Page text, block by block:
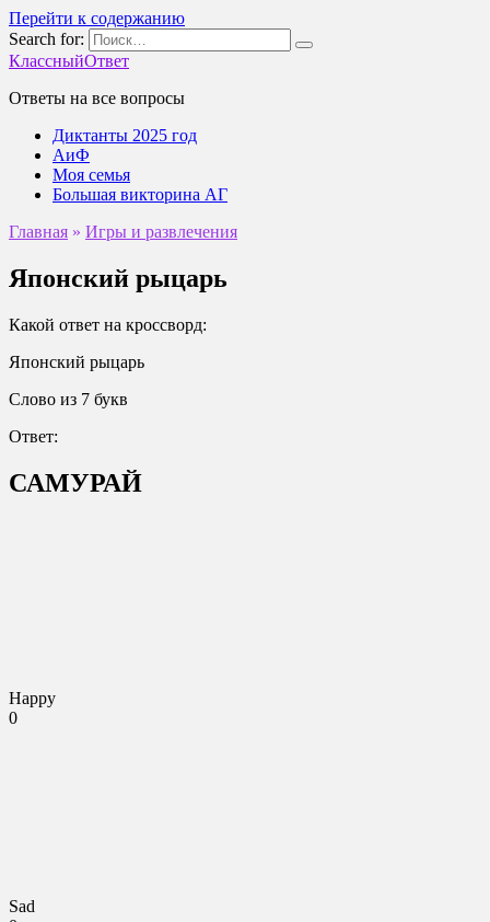
Перейти к содержанию
Search for:
КлассныйОтвет
Ответы на все вопросы
Диктанты 2025 год
АиФ
Моя семья
Большая викторина АГ
Главная » Игры и развлечения
Японский рыцарь
Какой ответ на кроссворд:
Японский рыцарь
Слово из 7 букв
Ответ:
САМУРАЙ
Happy
0
Sad